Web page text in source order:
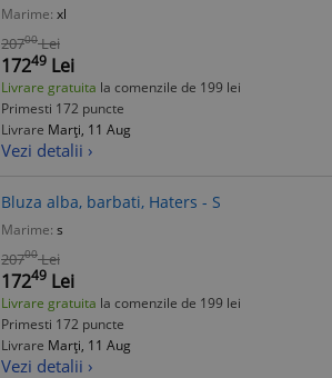
Marime: xl
20700 Lei
17249 Lei
Livrare gratuita la comenzile de 199 lei
Primesti 172 puncte
Livrare Marți, 11 Aug
Vezi detalii ›
Bluza alba, barbati, Haters - S
Marime: s
20700 Lei
17249 Lei
Livrare gratuita la comenzile de 199 lei
Primesti 172 puncte
Livrare Marți, 11 Aug
Vezi detalii ›